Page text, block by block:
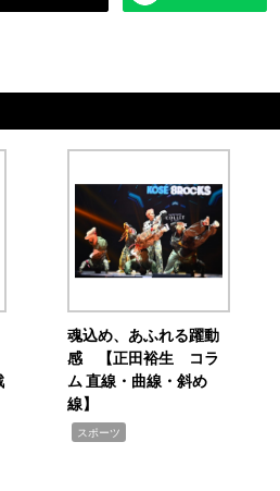
魂込め、あふれる躍動
感 【正田裕生 コラ
ム 直線・曲線・斜め
線】
スポーツ